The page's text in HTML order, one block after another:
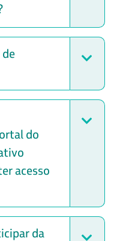
do
acesso
da